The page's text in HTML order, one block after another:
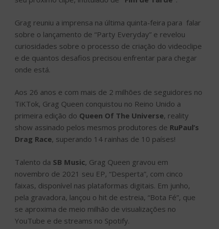
Grag reuniu a imprensa na última quinta-feira para falar
sobre o lançamento de “Party Everyday” e revelou
curiosidades sobre o processo de criação do videoclipe
e de quantos desafios precisou enfrentar para chegar
onde está.
Aos 26 anos e com mais de 2 milhões de seguidores no
TiKTok, Grag Queen conquistou no Reino Unido a
primeira edição do Queen Of The Universe, reality
show assinado pelos mesmos produtores de RuPaul’s
Drag Race, superando 14 rainhas de 10 países!
Talento da SB Music, Grag Queen gravou em
novembro de 2021 seu EP, “Desperta”, com cinco
faixas, disponível nas plataformas digitais. Em junho,
pela gravadora, lançou o hit de estreia, “Bota Fé”, que
se aproxima de meio milhão de visualizações no
YouTube e de streams no Spotify.